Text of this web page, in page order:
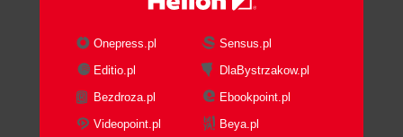
Onepress.pl
Sensus.pl
Editio.pl
DlaBystrzakow.pl
Bezdroza.pl
Ebookpoint.pl
Videopoint.pl
Beya.pl